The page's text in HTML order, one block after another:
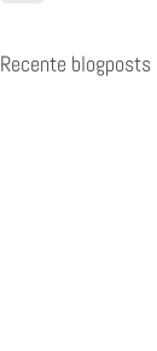
Recente blogposts